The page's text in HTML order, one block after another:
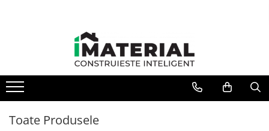
Toate Produsele
Fundație
Structură
Toate Produsele